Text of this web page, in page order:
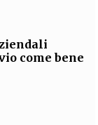
come bene